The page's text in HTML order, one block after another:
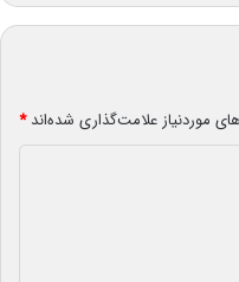
موردنیاز علامت‌گذاری شده‌اند*